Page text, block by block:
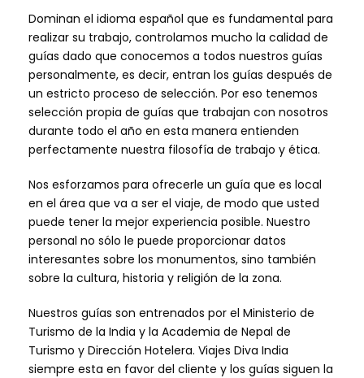
Dominan el idioma español que es fundamental para
realizar su trabajo, controlamos mucho la calidad de
guías dado que conocemos a todos nuestros guías
personalmente, es decir, entran los guías después de
un estricto proceso de selección. Por eso tenemos
selección propia de guías que trabajan con nosotros
durante todo el año en esta manera entienden
perfectamente nuestra filosofía de trabajo y ética.
Nos esforzamos para ofrecerle un guía que es local
en el área que va a ser el viaje, de modo que usted
puede tener la mejor experiencia posible. Nuestro
personal no sólo le puede proporcionar datos
interesantes sobre los monumentos, sino también
sobre la cultura, historia y religión de la zona.
Nuestros guías son entrenados por el Ministerio de
Turismo de la India y la Academia de Nepal de
Turismo y Dirección Hotelera. Viajes Diva India
siempre esta en favor del cliente y los guías siguen la